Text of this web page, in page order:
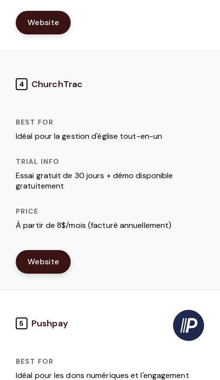
Website
4 ChurchTrac
Idéal pour la gestion d'église tout-en-un
Essai gratuit de 30 jours + démo disponible
gratuitement
À partir de 8$/mois (facturé annuellement)
Website
5 Pushpay
Idéal pour les dons numériques et l'engagement